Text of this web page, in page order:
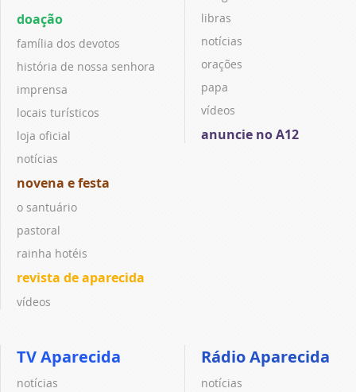
doação
família dos devotos
história de nossa senhora
imprensa
locais turísticos
loja oficial
notícias
novena e festa
o santuário
pastoral
rainha hotéis
revista de aparecida
vídeos
libras
notícias
orações
papa
vídeos
anuncie no A12
TV Aparecida
notícias
Rádio Aparecida
notícias